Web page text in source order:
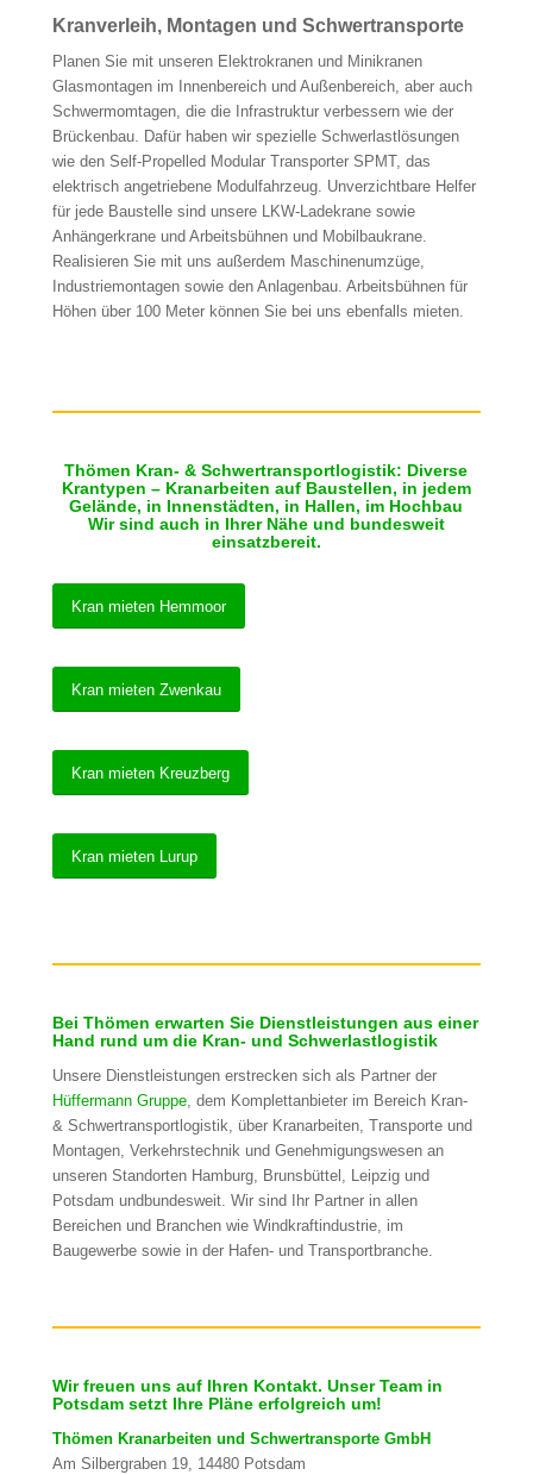
Kranverleih, Montagen und Schwertransporte
Planen Sie mit unseren Elektrokranen und Minikranen
Glasmontagen im Innenbereich und Außenbereich, aber auch
Schwermomtagen, die die Infrastruktur verbessern wie der
Brückenbau. Dafür haben wir spezielle Schwerlastlösungen
wie den Self-Propelled Modular Transporter SPMT, das
elektrisch angetriebene Modulfahrzeug. Unverzichtbare Helfer
für jede Baustelle sind unsere LKW-Ladekrane sowie
Anhängerkrane und Arbeitsbühnen und Mobilbaukrane.
Realisieren Sie mit uns außerdem Maschinenumzüge,
Industriemontagen sowie den Anlagenbau. Arbeitsbühnen für
Höhen über 100 Meter können Sie bei uns ebenfalls mieten.
Thömen Kran- & Schwertransportlogistik: Diverse
Krantypen – Kranarbeiten auf Baustellen, in jedem
Gelände, in Innenstädten, in Hallen, im Hochbau
Wir sind auch in Ihrer Nähe und bundesweit
einsatzbereit.
Kran mieten Hemmoor
Kran mieten Zwenkau
Kran mieten Kreuzberg
Kran mieten Lurup
Bei Thömen erwarten Sie Dienstleistungen aus einer
Hand rund um die Kran- und Schwerlastlogistik
Unsere Dienstleistungen erstrecken sich als Partner der
Hüffermann Gruppe, dem Komplettanbieter im Bereich Kran-
& Schwertransportlogistik, über Kranarbeiten, Transporte und
Montagen, Verkehrstechnik und Genehmigungswesen an
unseren Standorten Hamburg, Brunsbüttel, Leipzig und
Potsdam undbundesweit. Wir sind Ihr Partner in allen
Bereichen und Branchen wie Windkraftindustrie, im
Baugewerbe sowie in der Hafen- und Transportbranche.
Wir freuen uns auf Ihren Kontakt. Unser Team in
Potsdam setzt Ihre Pläne erfolgreich um!
Thömen Kranarbeiten und Schwertransporte GmbH
Am Silbergraben 19, 14480 Potsdam